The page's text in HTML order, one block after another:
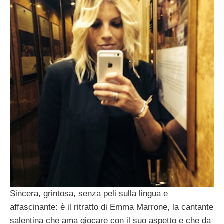
Sincera, grintosa, senza peli sulla lingua e
affascinante: è il ritratto di Emma Marrone, la cantante
salentina che ama giocare con il suo aspetto e che da